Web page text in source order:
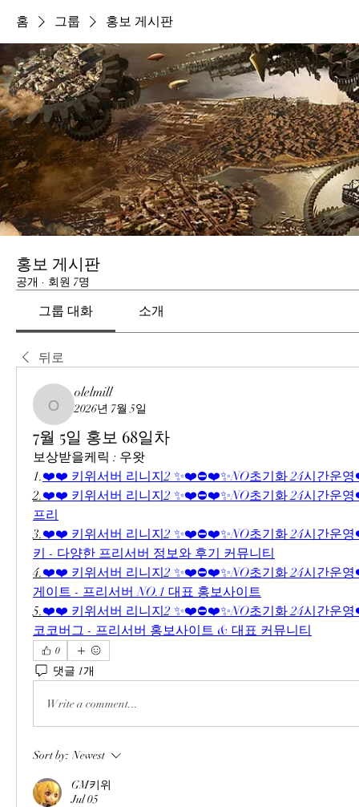
홈 그룹 홍보 게시판
홍보 게시판
공개 · 회원 7명
그룹 대화 소개
뒤로
olelmill
olelmill
2026년 7월 5일
7월 5일 홍보 68일차
보상받을케릭 : 우왓
1.❤️❤️ 키위서버 리니지2 ✨❤️⛔❤️✨NO초기화 24시간운
2.❤️❤️ 키위서버 리니지2 ✨❤️⛔❤️✨NO초기화 24시간운
프리
3.❤️❤️ 키위서버 리니지2 ✨❤️⛔❤️✨NO초기화 24시간운
키 - 다양한 프리서버 정보와 후기 커뮤니티
4.❤️❤️ 키위서버 리니지2 ✨❤️⛔❤️✨NO초기화 24시간운
게이트 - 프리서버 NO.1 대표 홍보사이트
5.❤️❤️ 키위서버 리니지2 ✨❤️⛔❤️✨NO초기화 24시간운
코코버그 - 프리서버 홍보사이트 & 대표 커뮤니티
0
댓글 1개
Write a comment...
Sort by: Newest
GM키위
Jul 05